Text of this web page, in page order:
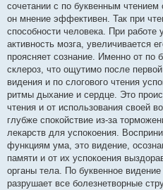
сочетании с по буквенным чтением
он мнение эффективен. Так при
способности человека. При работе
активность мозга, увеличивается
проясняет сознание. Именно от по
склероз, что ощутимо после
видения и по слогового чтения
ритмы дыхание и сердце. Это
чтения и от использования своей
глубже спокойствие из-за
лекарств для успокоения.
функциям ума, это видение,
памяти и от их успокоения
органы тела. По буквенное
разрушает все болезнетворные